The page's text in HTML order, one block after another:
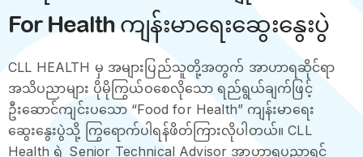
For Health ကျန်းမာရေးဆွေးနွေးပွဲ
CLL HEALTH မှ အများပြည်သူတို့အတွက် အာဟာရဆိုင်ရာ
အသိပညာများ ပိုမိုကြွယ်ဝစေလိုသော ရည်ရွယ်ချက်ဖြင့်
ဦးဆောင်ကျင်းပသော “Food for Health” ကျန်းမာရေး
ဆွေးနွေးပွဲသို့ ကြွရောက်ပါရန်ဖိတ်ကြားလိုပါတယ်။ CLL
Health ရဲ့ Senior Technical Advisor အာဟာရပညာရှင်